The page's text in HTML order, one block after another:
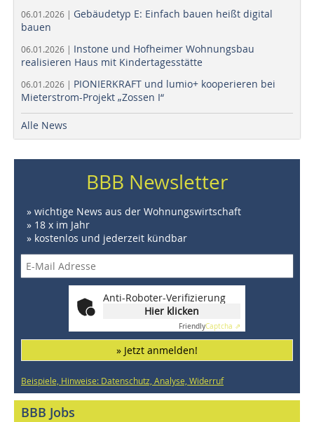
06.01.2026 | Gebäudetyp E: Einfach bauen heißt digital
bauen
06.01.2026 | Instone und Hofheimer Wohnungsbau
realisieren Haus mit Kindertagesstätte
06.01.2026 | PIONIERKRAFT und lumio+ kooperieren bei
Mieterstrom-Projekt „Zossen I“
Alle News
BBB Newsletter
» wichtige News aus der Wohnungswirtschaft
» 18 x im Jahr
» kostenlos und jederzeit kündbar
Anti-Roboter-Verifizierung
Hier klicken
FriendlyCaptcha ⇗
» Jetzt anmelden!
Beispiele, Hinweise: Datenschutz, Analyse, Widerruf
BBB Jobs